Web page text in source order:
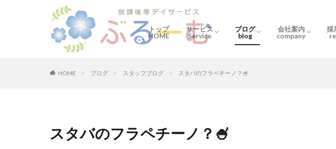
トップ
HOME
サービス
Service
ブログ
blog
会社案内
company
採
HOME ブログ スタッフブログ スタバのフラペチーノ？🍧
スタバのフラペチーノ？🍧